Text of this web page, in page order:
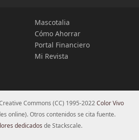
Mascotalia
Cómo Ahorrar
Portal Financiero
Mi Revista
Commons (CC) 1995-2022Color Vivo
online). Otros contenidos se cita fuente.
dedicados de Stackscale.